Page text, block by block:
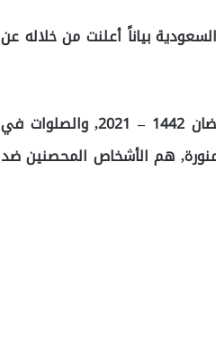
بياناً أعلنت من خلاله عن
بأن من يُسمح لهم بأداء العمرة خلال شهر رمضان 1442 – 2021, والصلوات في
هم الأشخاص المحصنين ضد